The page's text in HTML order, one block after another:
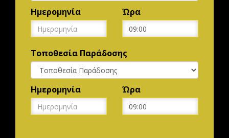
Ημερομηνία Ώρα
Τοποθεσία Παράδοσης
Ημερομηνία Ώρα